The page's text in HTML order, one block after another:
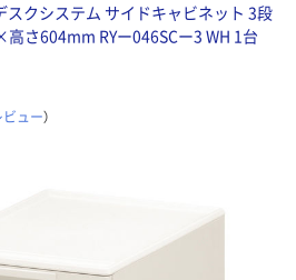
スクシステム サイドキャビネット 3段
さ604mm RYー046SCー3 WH 1台
ュー）